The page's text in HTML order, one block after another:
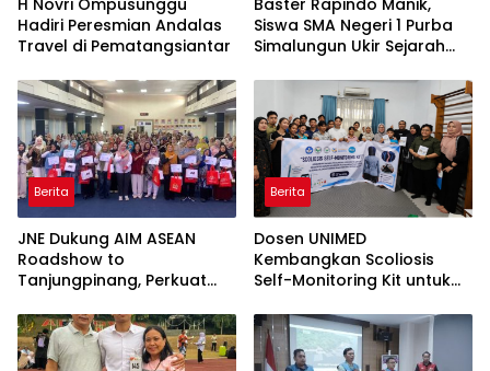
H Novri Ompusunggu
Hadiri Peresmian Andalas
Travel di Pematangsiantar
Baster Rapindo Manik,
Siswa SMA Negeri 1 Purba
Simalungun Ukir Sejarah
Berita
JNE Dukung AIM ASEAN
Roadshow to
Tanjungpinang, Perkuat
Pemanfaatan Teknologi AI
Berita
Dosen UNIMED
Kembangkan Scoliosis
Self-Monitoring Kit untuk
Mandiri Pasien Scoliosis